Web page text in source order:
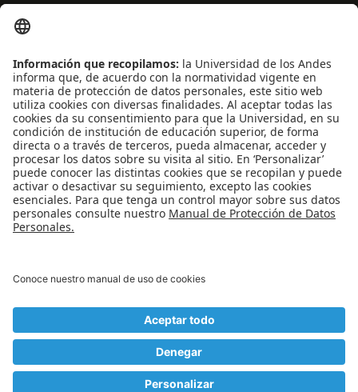
Noticias
Eventos
Profesores
Iniciativas estudiantiles
Escuela Internacional de Verano
Apoyo financiero
Software y tecnología
Reconocimiento como Universidad: Decreto 1297 del 30 de mayo de 1964.
Reconocimiento personería jurídica: Resolución 28 del 23 de febrero de 1949